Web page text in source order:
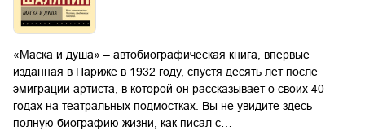
«Маска и душа» – автобиографическая книга, впервые
изданная в Париже в 1932 году, спустя десять лет после
эмиграции артиста, в которой он рассказывает о своих 40
годах на театральных подмостках. Вы не увидите здесь
полную биографию жизни, как писал с…